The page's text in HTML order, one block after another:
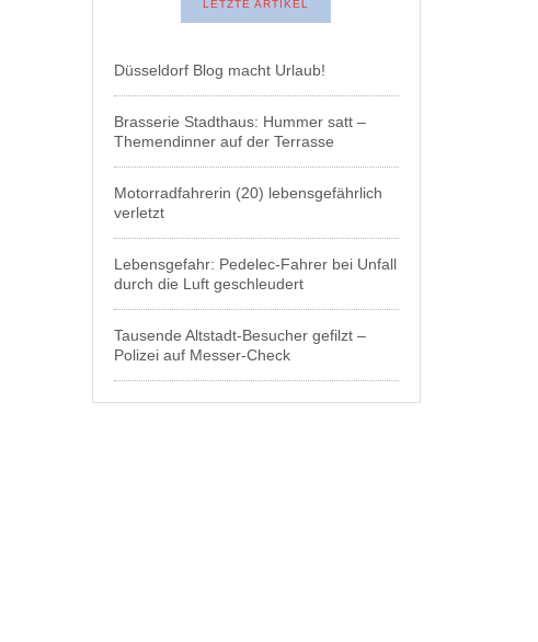
LETZTE ARTIKEL
Düsseldorf Blog macht Urlaub!
Brasserie Stadthaus: Hummer satt –
Themendinner auf der Terrasse
Motorradfahrerin (20) lebensgefährlich
verletzt
Lebensgefahr: Pedelec-Fahrer bei Unfall
durch die Luft geschleudert
Tausende Altstadt-Besucher gefilzt –
Polizei auf Messer-Check